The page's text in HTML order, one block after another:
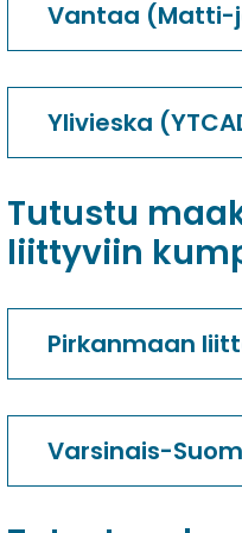
Vantaa (Matti-
Ylivieska
Tutustu
liittyviin
Pirkanmaan
Varsinais-